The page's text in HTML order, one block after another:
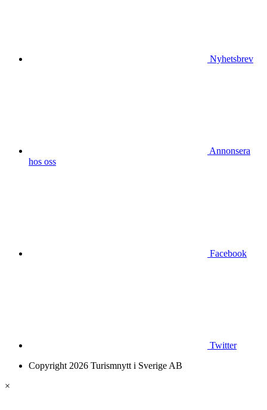
Nyhetsbrev
Annonsera
hos oss
Facebook
Twitter
Copyright 2026 Turismnytt i Sverige AB
×